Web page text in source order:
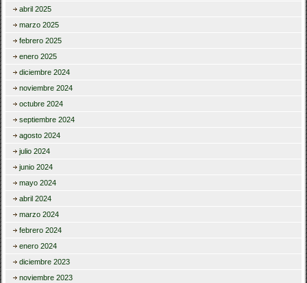
abril 2025
marzo 2025
febrero 2025
enero 2025
diciembre 2024
noviembre 2024
octubre 2024
septiembre 2024
agosto 2024
julio 2024
junio 2024
mayo 2024
abril 2024
marzo 2024
febrero 2024
enero 2024
diciembre 2023
noviembre 2023